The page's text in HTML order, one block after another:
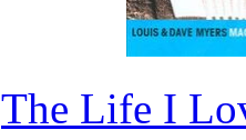
The Life I